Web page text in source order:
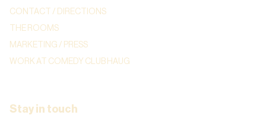
CONTACT / DIRECTIONS
THE ROOMS
MARKETING / PRESS
WORK AT COMEDY CLUB HAUG
Stay in touch